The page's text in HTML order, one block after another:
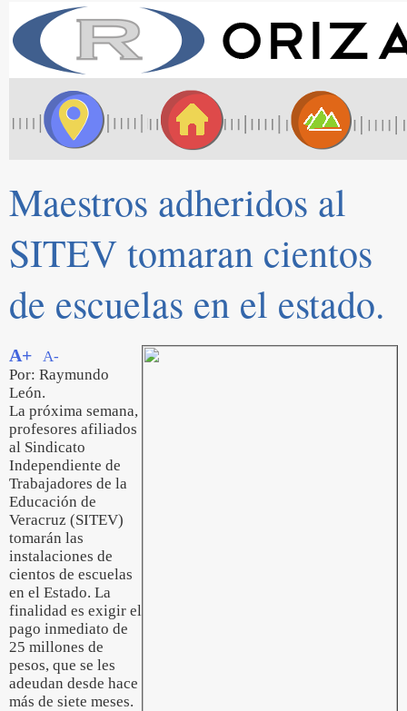
Maestros adheridos al
SITEV tomaran cientos
de escuelas en el estado.
A+
A-
Por: Raymundo
León.
La próxima semana,
profesores afiliados
al Sindicato
Independiente de
Trabajadores de la
Educación de
Veracruz (SITEV)
tomarán las
instalaciones de
cientos de escuelas
en el Estado. La
finalidad es exigir el
pago inmediato de
25 millones de
pesos, que se les
adeudan desde hace
más de siete meses.